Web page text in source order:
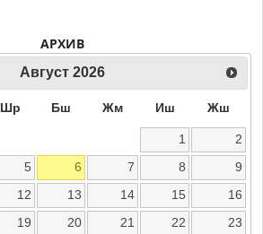
АРХИВ
Август 2026
Шр Бш Жм Иш Жш
1
2
5 6 7 8
9
12 13 14 15
16
19 20 21 22
23